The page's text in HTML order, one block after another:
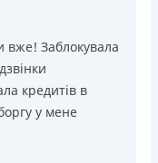
вже! Заблокувала
кредитів в
у мене